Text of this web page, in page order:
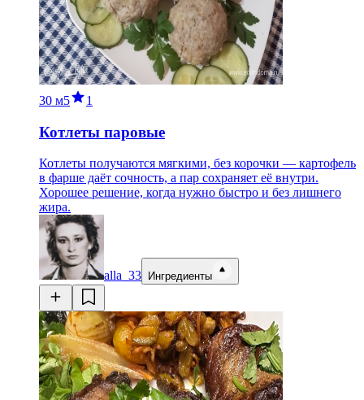
30 м5 1
Котлеты паровые
Котлеты получаются мягкими, без корочки — картофель
в фарше даёт сочность, а пар сохраняет её внутри.
Хорошее решение, когда нужно быстро и без лишнего
жира.
alla_33 Ингредиенты